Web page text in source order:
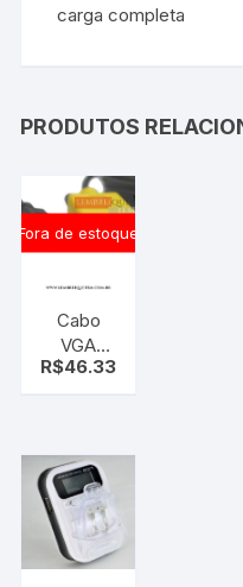
carga completa
PRODUTOS
Fora de estoque
Cabo
VGA
femea
metros
R$46.33